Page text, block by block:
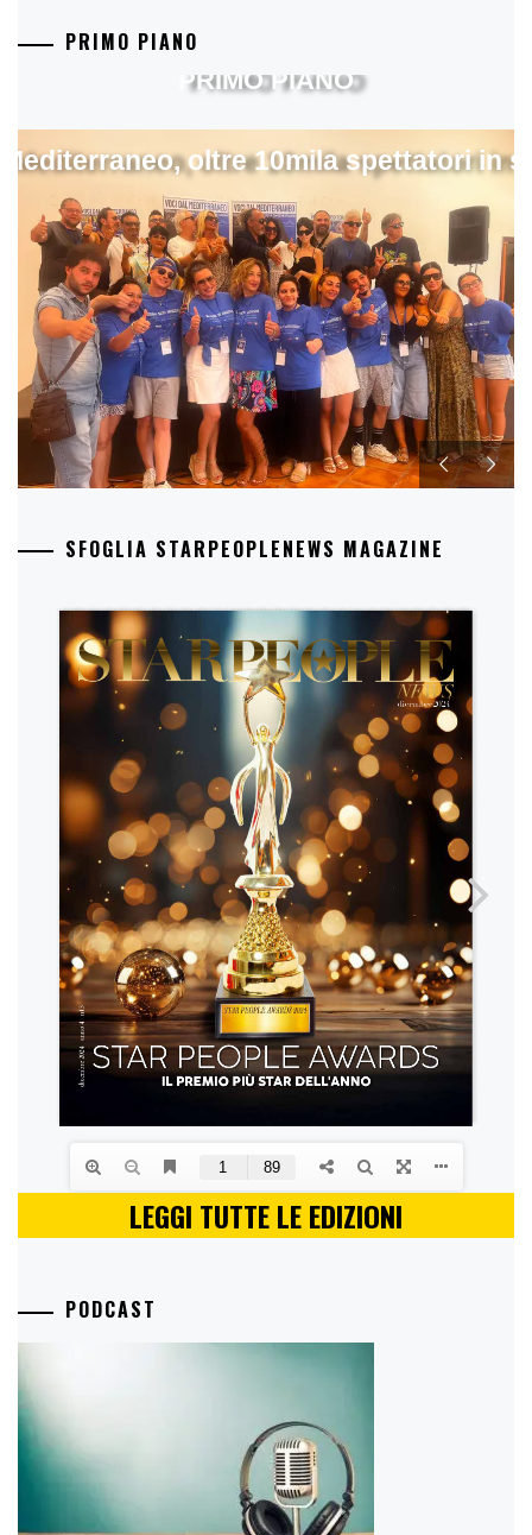
PRIMO PIANO
oltre 10mila spettatori in
PRIMO PIANO
SFOGLIA STARPEOPLENEWS MAGAZINE
LEGGI TUTTE LE EDIZIONI
PODCAST